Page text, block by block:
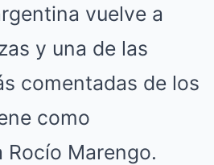
vuelve a
y una de las
comentadas de los
como
Marengo.